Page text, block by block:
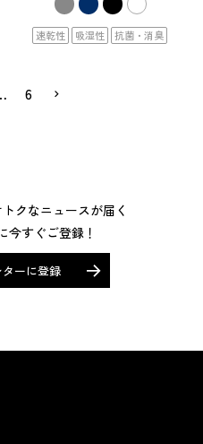
速乾性 吸湿性 抗菌・消臭
6
クなニュースが届く
今すぐご登録！
ーに登録